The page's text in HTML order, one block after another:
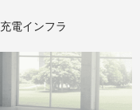
電インフラ